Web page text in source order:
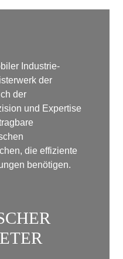
Industrie-
der
der
und Expertise
die effiziente
benötigen.